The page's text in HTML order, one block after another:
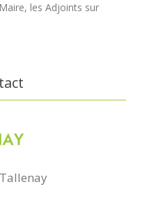
les Adjoints sur